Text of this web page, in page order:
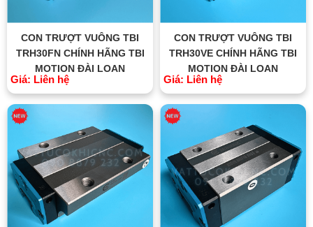
CON TRƯỢT VUÔNG TBI
TRH30FN CHÍNH HÃNG TBI
MOTION ĐÀI LOAN
Giá: Liên hệ
CON TRƯỢT VUÔNG TBI
TRH30VE CHÍNH HÃNG TBI
MOTION ĐÀI LOAN
Giá: Liên hệ